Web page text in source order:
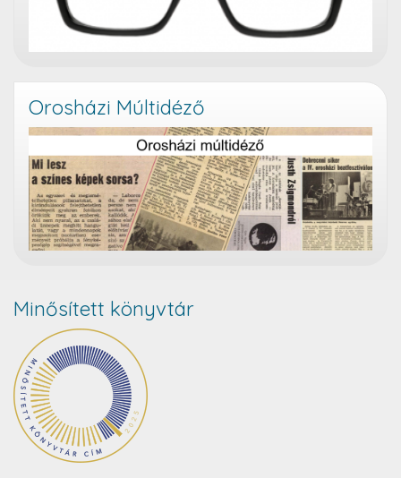
Orosházi Múltidéző
Minősített könyvtár